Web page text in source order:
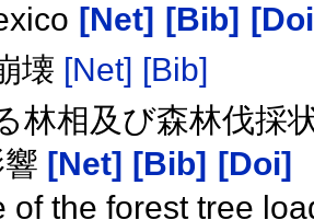
[Net] [Bib]
壊 [Net] [Bib]
林相及び森林伐採
[Net] [Bib]
[Doi]
of the forest tree